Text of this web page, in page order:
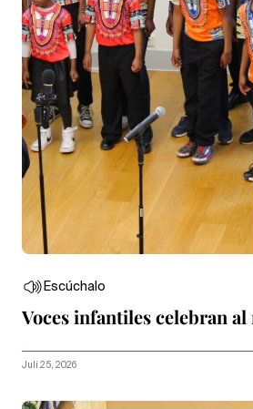
Escúchalo
Voces infantiles celebran
Juli 25, 2026